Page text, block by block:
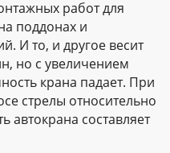
работ для
поддонах и
И то, и другое весит
но с увеличением
крана падает. При
стрелы относительно
автокрана составляет